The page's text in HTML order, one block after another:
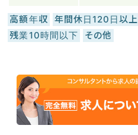
高額年収 年間休日120日以上
残業10時間以下
その他